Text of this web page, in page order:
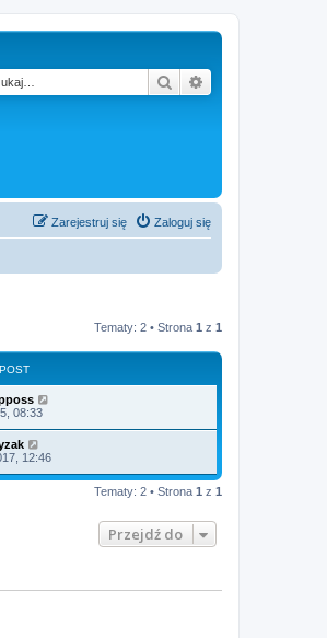
Szukaj
Zaloguj się
Zarejestruj się
Tematy: 2 • Strona 1 z 1
08:33
12:46
Tematy: 2 • Strona 1 z 1
Przejdź do